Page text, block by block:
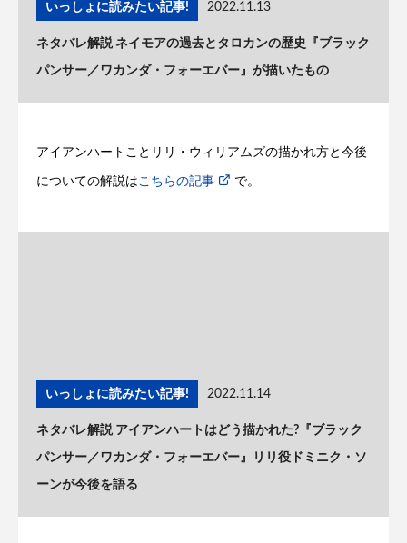
いっしょに読みたい記事! 2022.11.13
ネタバレ解説 ネイモアの過去とタロカンの歴史『ブラック
パンサー／ワカンダ・フォーエバー』が描いたもの
アイアンハートことリリ・ウィリアムズの描かれ方と今後
についての解説はこちらの記事 で。
いっしょに読みたい記事! 2022.11.14
ネタバレ解説 アイアンハートはどう描かれた?『ブラック
パンサー／ワカンダ・フォーエバー』リリ役ドミニク・ソ
ーンが今後を語る